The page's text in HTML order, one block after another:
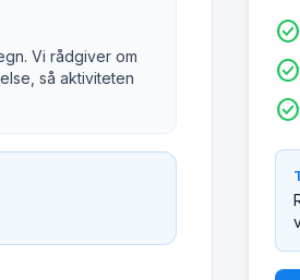
Vi rådgiver om
så aktiviteten
check_circle
check_circle
check_circle